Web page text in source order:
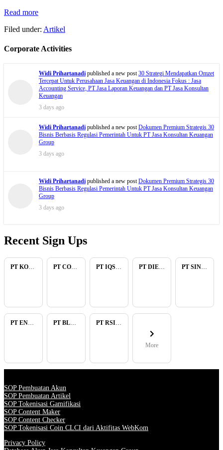
Read more
Filed under: Artikel
Corporate Activities
Widi Prihartanadi published a new post30 Strategi Mendapatkan Omzet
Tercepat Untuk Perusahaan Jasa Keuangan di Indonesia Fokus : Jasa
Accounting Service, PT Jasa Laporan Keuangan dan PT Jasa Konsultan
Keuangan
3 days ago
Widi Prihartanadi published a new postDokumen Premium Strategis 30
Bisnis Berbasis Regulasi Pemerintah Untuk PT Jasa Konsultan Keuangan
Group
3 days ago
Widi Prihartanadi published a new postDokumen Premium Strategis 30
Bisnis Berbasis Regulasi Pemerintah Untuk PT Jasa Konsultan Keuangan
Group
3 days ago
Recent Sign Ups
PT KOPKAR NAWAKARA PT COMECA INDONESIA PT IQSA FAJAR INDONESIA PT DIENZEE PERKASA ABADI PT SINAR PACIFIC ENERGY
PT ENAM RATU TAYEB PT BLUELIGHT CONTINENTAL ABADI PT RSIA BUNDA ARIF
More
SOP Pembuatan Akun
SOP Pembuatan Artikel
SOP Tokenisasi Gamifikasi
SOP Content Maker
SOP Content Checker
SOP Tokenisasi Coin CLCI dari Aktifitas WebKom
Privacy Policy